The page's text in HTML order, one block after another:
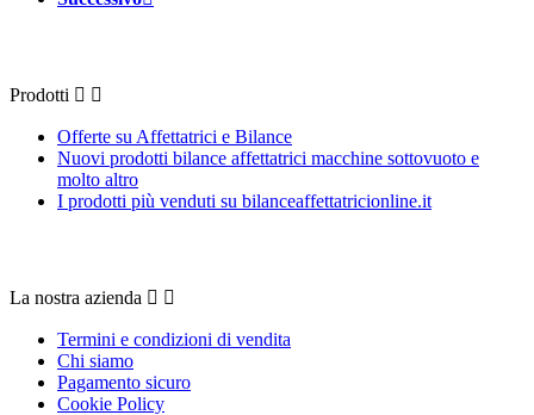
Prodotti  
Offerte su Affettatrici e Bilance
Nuovi prodotti bilance affettatrici macchine sottovuoto e
molto altro
I prodotti più venduti su bilanceaffettatricionline.it
La nostra azienda  
Termini e condizioni di vendita
Chi siamo
Pagamento sicuro
Cookie Policy